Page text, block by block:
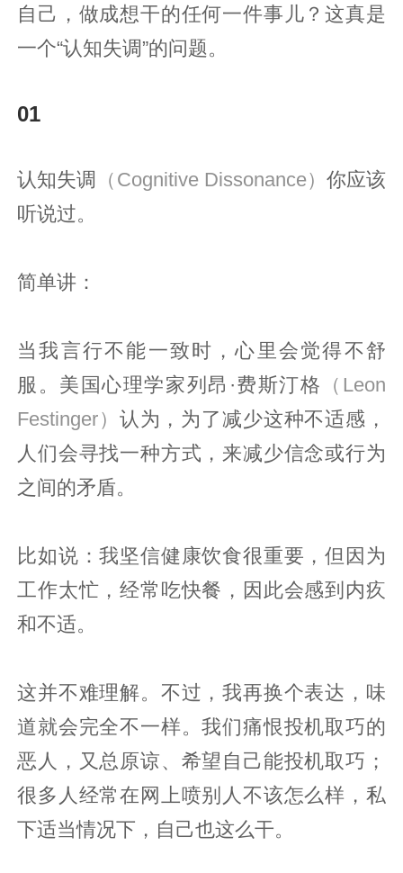
自己，做成想干的任何一件事儿？这真是
一个“认知失调”的问题。
01
认知失调 （Cognitive Dissonance） 你应该
听说过。
简单讲：
当我言行不能一致时，心里会觉得不舒
服。美国心理学家列昂·费斯汀格 （Leon
Festinger） 认为，为了减少这种不适感，
人们会寻找一种方式，来减少信念或行为
之间的矛盾。
比如说：我坚信健康饮食很重要，但因为
工作太忙，经常吃快餐，因此会感到内疚
和不适。
这并不难理解。不过，我再换个表达，味
道就会完全不一样。我们痛恨投机取巧的
恶人，又总原谅、希望自己能投机取巧；
很多人经常在网上喷别人不该怎么样，私
下适当情况下，自己也这么干。